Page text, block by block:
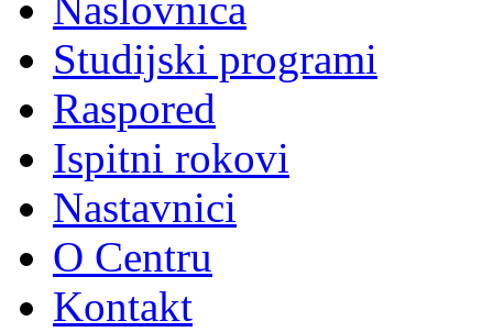
Naslovnica
Studijski programi
Raspored
Ispitni rokovi
Nastavnici
O Centru
Kontakt